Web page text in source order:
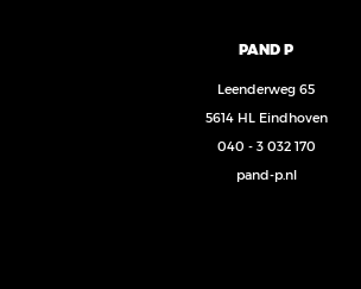
PAND P
Leenderweg 65
5614 HL Eindhoven
040 - 3 032 170
pand-p.nl